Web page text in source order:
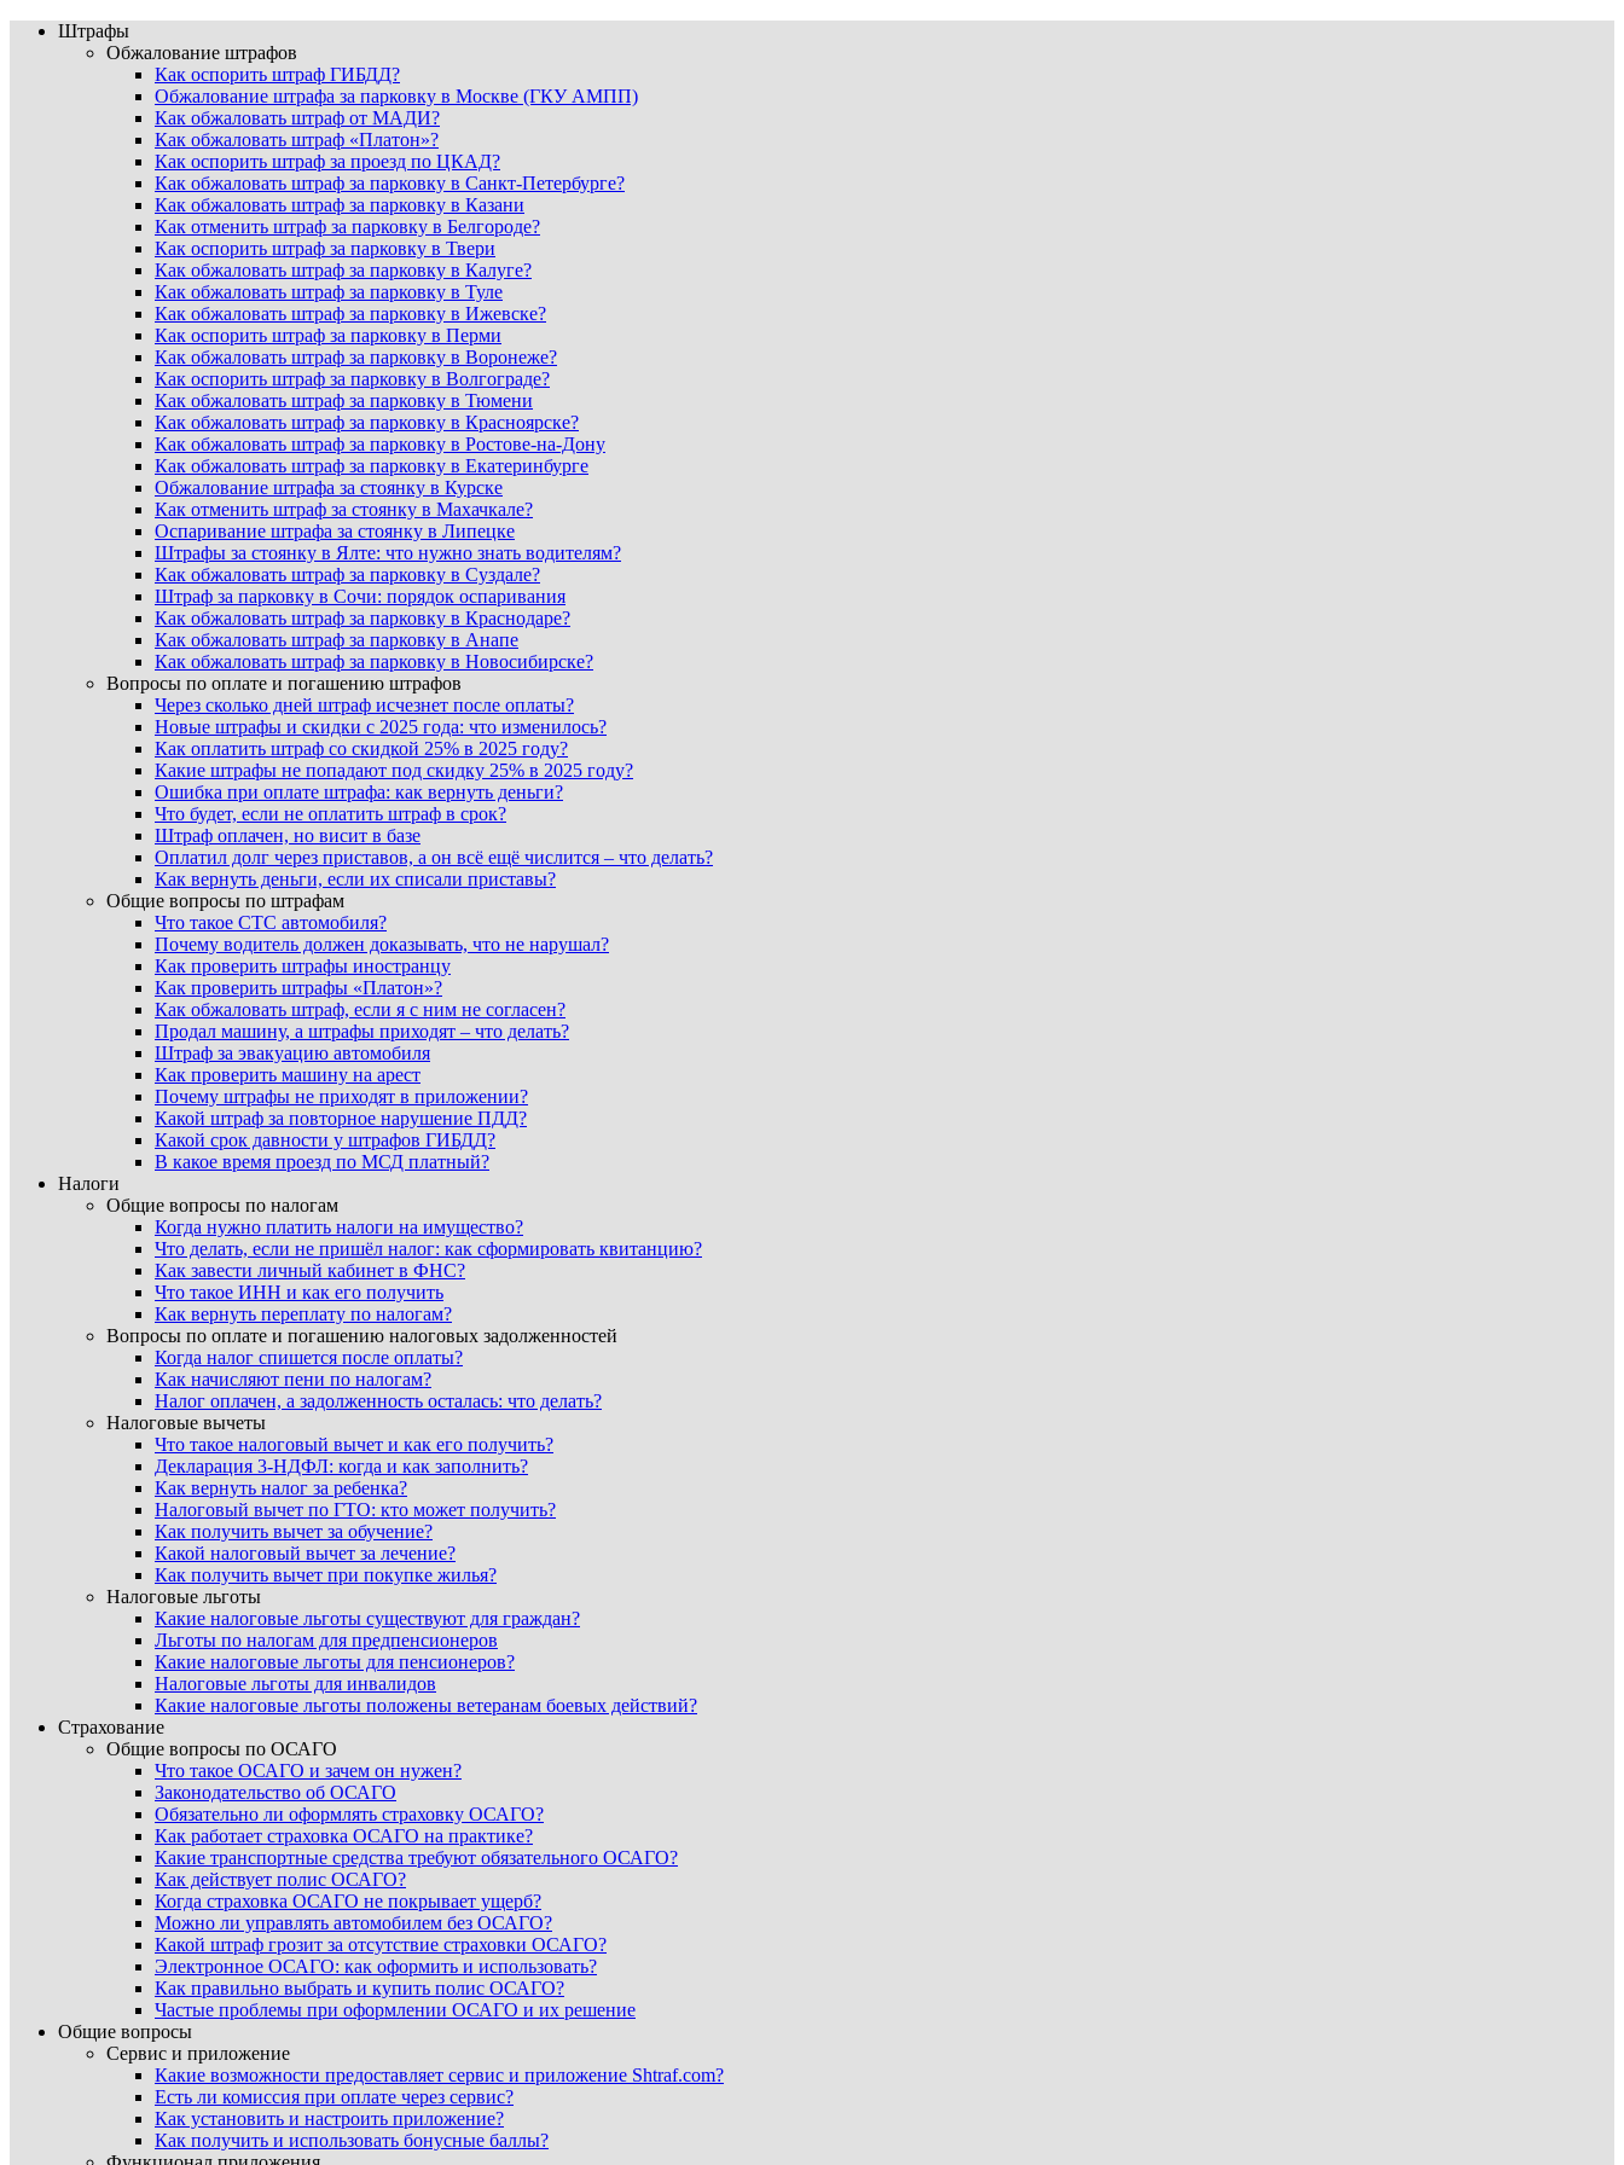
Штрафы
Обжалование штрафов
Как оспорить штраф ГИБДД?
Обжалование штрафа за парковку в Москве (ГКУ АМПП)
Как обжаловать штраф от МАДИ?
Как обжаловать штраф «Платон»?
Как оспорить штраф за проезд по ЦКАД?
Как обжаловать штраф за парковку в Санкт-Петербурге?
Как обжаловать штраф за парковку в Казани
Как отменить штраф за парковку в Белгороде?
Как оспорить штраф за парковку в Твери
Как обжаловать штраф за парковку в Калуге?
Как обжаловать штраф за парковку в Туле
Как обжаловать штраф за парковку в Ижевске?
Как оспорить штраф за парковку в Перми
Как обжаловать штраф за парковку в Воронеже?
Как оспорить штраф за парковку в Волгограде?
Как обжаловать штраф за парковку в Тюмени
Как обжаловать штраф за парковку в Красноярске?
Как обжаловать штраф за парковку в Ростове-на-Дону
Как обжаловать штраф за парковку в Екатеринбурге
Обжалование штрафа за стоянку в Курске
Как отменить штраф за стоянку в Махачкале?
Оспаривание штрафа за стоянку в Липецке
Штрафы за стоянку в Ялте: что нужно знать водителям?
Как обжаловать штраф за парковку в Суздале?
Штраф за парковку в Сочи: порядок оспаривания
Как обжаловать штраф за парковку в Краснодаре?
Как обжаловать штраф за парковку в Анапе
Как обжаловать штраф за парковку в Новосибирске?
Вопросы по оплате и погашению штрафов
Через сколько дней штраф исчезнет после оплаты?
Новые штрафы и скидки с 2025 года: что изменилось?
Как оплатить штраф со скидкой 25% в 2025 году?
Какие штрафы не попадают под скидку 25% в 2025 году?
Ошибка при оплате штрафа: как вернуть деньги?
Что будет, если не оплатить штраф в срок?
Штраф оплачен, но висит в базе
Оплатил долг через приставов, а он всё ещё числится – что делать?
Как вернуть деньги, если их списали приставы?
Общие вопросы по штрафам
Что такое СТС автомобиля?
Почему водитель должен доказывать, что не нарушал?
Как проверить штрафы иностранцу
Как проверить штрафы «Платон»?
Как обжаловать штраф, если я с ним не согласен?
Продал машину, а штрафы приходят – что делать?
Штраф за эвакуацию автомобиля
Как проверить машину на арест
Почему штрафы не приходят в приложении?
Какой штраф за повторное нарушение ПДД?
Какой срок давности у штрафов ГИБДД?
В какое время проезд по МСД платный?
Налоги
Общие вопросы по налогам
Когда нужно платить налоги на имущество?
Что делать, если не пришёл налог: как сформировать квитанцию?
Как завести личный кабинет в ФНС?
Что такое ИНН и как его получить
Как вернуть переплату по налогам?
Вопросы по оплате и погашению налоговых задолженностей
Когда налог спишется после оплаты?
Как начисляют пени по налогам?
Налог оплачен, а задолженность осталась: что делать?
Налоговые вычеты
Что такое налоговый вычет и как его получить?
Декларация 3-НДФЛ: когда и как заполнить?
Как вернуть налог за ребенка?
Налоговый вычет по ГТО: кто может получить?
Как получить вычет за обучение?
Какой налоговый вычет за лечение?
Как получить вычет при покупке жилья?
Налоговые льготы
Какие налоговые льготы существуют для граждан?
Льготы по налогам для предпенсионеров
Какие налоговые льготы для пенсионеров?
Налоговые льготы для инвалидов
Какие налоговые льготы положены ветеранам боевых действий?
Страхование
Общие вопросы по ОСАГО
Что такое ОСАГО и зачем он нужен?
Законодательство об ОСАГО
Обязательно ли оформлять страховку ОСАГО?
Как работает страховка ОСАГО на практике?
Какие транспортные средства требуют обязательного ОСАГО?
Как действует полис ОСАГО?
Когда страховка ОСАГО не покрывает ущерб?
Можно ли управлять автомобилем без ОСАГО?
Какой штраф грозит за отсутствие страховки ОСАГО?
Электронное ОСАГО: как оформить и использовать?
Как правильно выбрать и купить полис ОСАГО?
Частые проблемы при оформлении ОСАГО и их решение
Общие вопросы
Сервис и приложение
Какие возможности предоставляет сервис и приложение Shtraf.com?
Есть ли комиссия при оплате через сервис?
Как установить и настроить приложение?
Как получить и использовать бонусные баллы?